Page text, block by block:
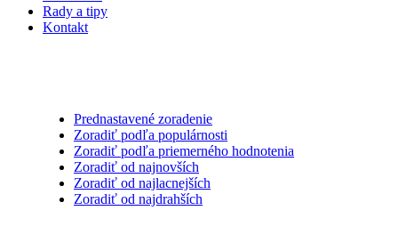
Rady a tipy
Kontakt
Prednastavené zoradenie
Zoradiť podľa populárnosti
Zoradiť podľa priemerného hodnotenia
Zoradiť od najnovších
Zoradiť od najlacnejších
Zoradiť od najdrahších